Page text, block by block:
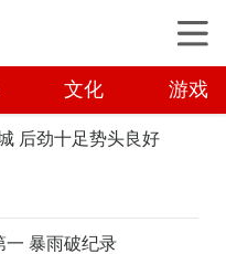
文化 游戏
后劲十足势头良好
一 暴雨破纪录